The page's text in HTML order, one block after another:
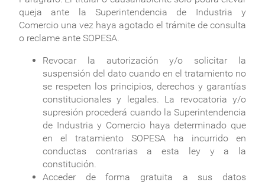
queja ante la Superintendencia de Industria y
Comercio una vez haya agotado el trámite de consulta
o reclame ante SOPESA.
Revocar la autorización y/o solicitar la
suspensión del dato cuando en el tratamiento no
se respeten los principios, derechos y garantías
constitucionales y legales. La revocatoria y/o
supresión procederá cuando la Superintendencia
de Industria y Comercio haya determinado que
en el tratamiento SOPESA ha incurrido en
conductas contrarias a esta ley y a la
constitución.
Acceder de forma gratuita a sus datos